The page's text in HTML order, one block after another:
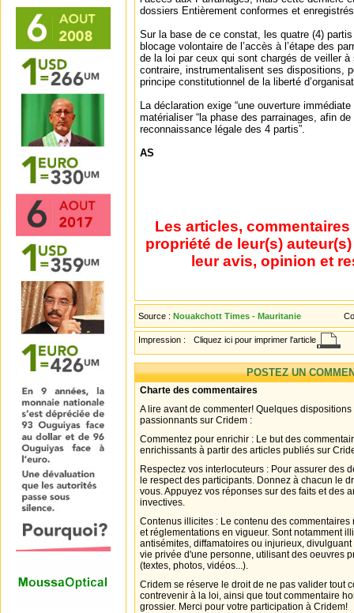
dossiers Entièrement conformes et
Sur la base de ce constat, les quatre (4)
blocage volontaire de l’accès à l’étape des
de la loi par ceux qui sont chargés de veiller
contraire, instrumentalisent ses dispositions,
principe constitutionnel de la liberté
La déclaration exige “une ouverture
matérialiser “la phase des parrainages, afin
reconnaissance légale des 4 partis”.
AS
Les articles,
propriété de leur(s)
leur avis, opinion et
Source : Nouakchott Times - Mauritanie
Impression : Cliquez ici pour imprimer l'article
POSTEZ UN
Charte des commentaires
A lire avant de commenter! Quelques
passionnants sur Cridem :
Commentez pour enrichir : Le but des
enrichissants à partir des articles publiés sur
Respectez vos interlocuteurs : Pour assurer des
le respect des participants. Donnez à chacun le
vous. Appuyez vos réponses sur des faits et des
invectives.
Contenus illicites : Le contenu des
et réglementations en vigueur. Sont notamment
antisémites, diffamatoires ou injurieux,
vie privée d'une personne, utilisant des oeuvres
(textes, photos, vidéos...).
Cridem se réserve le droit de ne pas valider tout
contrevenir à la loi, ainsi que tout commentaire
grossier. Merci pour votre participation à Cridem!